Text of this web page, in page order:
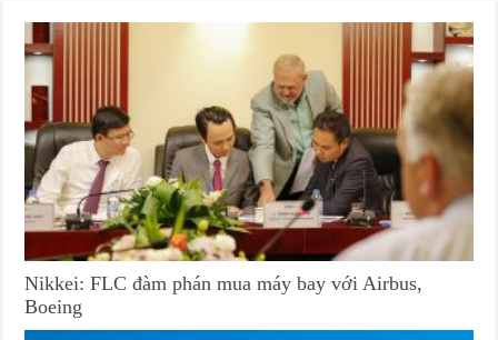
Nikkei: FLC đàm phán mua máy bay với Airbus,
Boeing